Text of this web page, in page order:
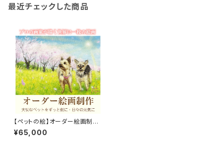
最近チェックした商品
【ペットの絵】オーダー絵画制作
（約A5サイズ）額込み
¥65,000